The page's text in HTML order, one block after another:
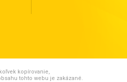
kopírovanie,
tohto webu je zakázané.